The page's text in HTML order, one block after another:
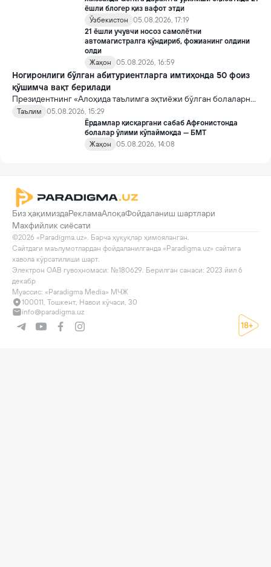
ёшли блогер қиз вафот этди
Ўзбекистон
05.08.2026, 17:19
21 ёшли учувчи носоз самолётни
автомагистралга қўндириб, фожианинг олдини
олди
Жаҳон
05.08.2026, 16:59
Ногиронлиги бўлган абитуриентларга имтиҳонда 50 фоиз
қўшимча вақт берилади
Президентнинг «Алоҳида таълимга эҳтиёжи бўлган болаларни
таълим ва ижтимоий хизматлар билан қамраб олиш тизимини
такомиллаштириш бўйича қўшимча чора-тадбирлар
тўғрисида»ги қарори билан инклюзив таълим соҳасида қатор
янги механизмлар жорий этилади.
Таълим
05.08.2026, 15:29
Ёрдамлар қисқаргани сабаб Афғонистонда
болалар ўлими кўпаймоқда — БМТ
Жаҳон
05.08.2026, 14:08
Биз ҳақимиздаРекламаАлоқаФойдаланиш шартлари
Махфийлик сиёсати
©2026 «Paradigma.uz». Барча ҳуқуқлар ҳимояланган.
Сайтдаги маълумотлардан фойдаланилганда «Paradigma.uz» сайтига
хавола кўрсатилиши шарт.
Электрон ОАВ гувоҳномаси: №180629. Берилган санаси: 2023 йил 6
декабр
Муассис: «Paradigma Media» МЧЖ
100011, Тошкент, Навои кўчаси, 30
info@paradigma.uz